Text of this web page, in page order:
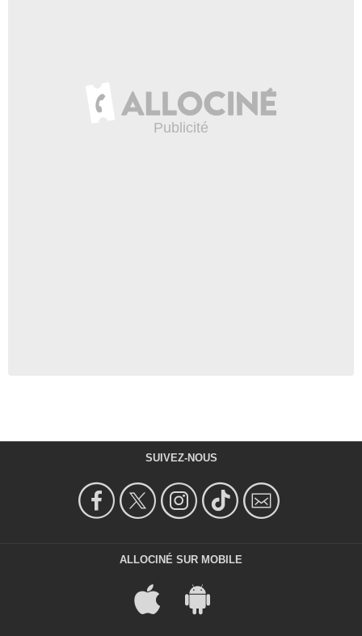
SUIVEZ-NOUS
ALLOCINÉ SUR MOBILE